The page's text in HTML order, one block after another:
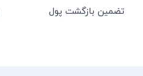
تضمین بازگشت پول